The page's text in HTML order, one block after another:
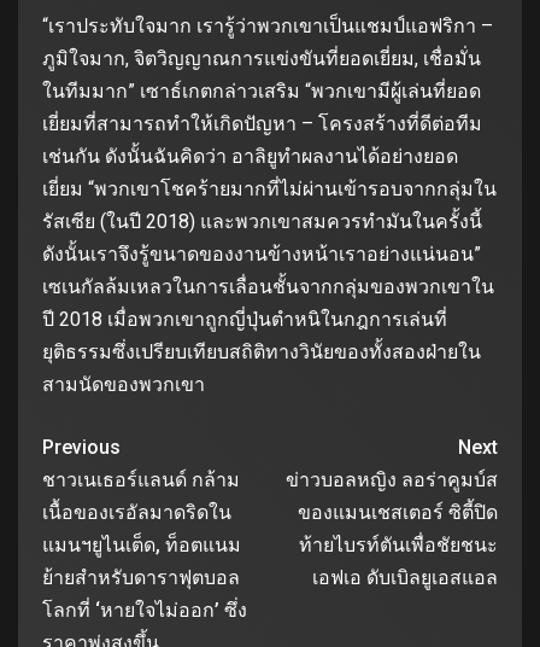
“เราประทับใจมาก เรารู้ว่าพวกเขาเป็นแชมป์แอฟริกา –
ภูมิใจมาก, จิตวิญญาณการแข่งขันที่ยอดเยี่ยม, เชื่อมั่น
ในทีมมาก” เซาธ์เกตกล่าวเสริม “พวกเขามีผู้เล่นที่ยอด
เยี่ยมที่สามารถทําให้เกิดปัญหา – โครงสร้างที่ดีต่อทีม
เช่นกัน ดังนั้นฉันคิดว่า อาลิยูทําผลงานได้อย่างยอด
เยี่ยม “พวกเขาโชคร้ายมากที่ไม่ผ่านเข้ารอบจากกลุ่มใน
รัสเซีย (ในปี 2018) และพวกเขาสมควรทํามันในครั้งนี้
ดังนั้นเราจึงรู้ขนาดของงานข้างหน้าเราอย่างแน่นอน”
เซเนกัลล้มเหลวในการเลื่อนชั้นจากกลุ่มของพวกเขาใน
ปี 2018 เมื่อพวกเขาถูกญี่ปุ่นตําหนิในกฎการเล่นที่
ยุติธรรมซึ่งเปรียบเทียบสถิติทางวินัยของทั้งสองฝ่ายใน
สามนัดของพวกเขา
Previous
ชาวเนเธอร์แลนด์ กล้าม
เนื้อของเรอัลมาดริดใน
แมนฯยูไนเต็ด, ท็อตแนม
ย้ายสำหรับดาราฟุตบอล
โลกที่ ‘หายใจไม่ออก’ ซึ่ง
Next
ข่าวบอลหญิง ลอร่าคูมบ์ส
ของแมนเชสเตอร์ ซิตี้ปิด
ท้ายไบรท์ตันเพื่อชัยชนะ
เอฟเอ ดับเบิลยูเอสแอล